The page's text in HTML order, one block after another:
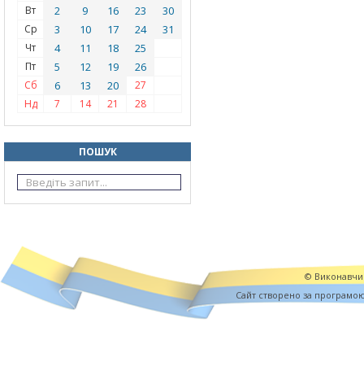
Вт 2 9 16 23 30
Ср 3 10 17 24 31
Чт 4 11 18 25
Пт 5 12 19 26
Сб 6 13 20
27
Нд
7 14 21 28
ПОШУК
©
Cайт створено за